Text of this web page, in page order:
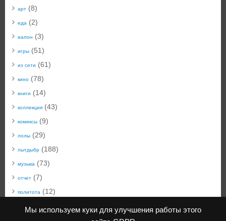
Мы используем куки для улучшения работы этого
арт (8)
еда (2)
иалон (3)
игры (51)
из сети (61)
кино (78)
книги (14)
коллекция (43)
комиксы (9)
лолы (29)
лытдыбр (188)
музыка (73)
отчет (7)
политота (12)
техноблог